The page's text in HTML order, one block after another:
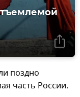
поздно
часть России.